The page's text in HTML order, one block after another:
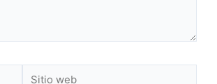
Sitio